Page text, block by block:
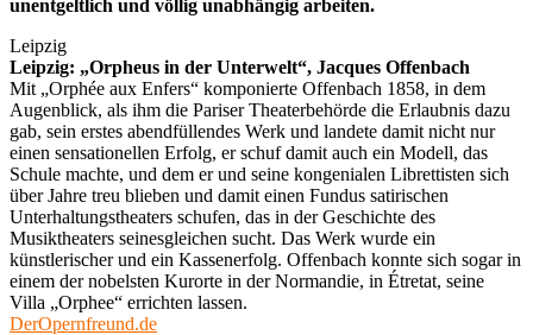
unentgeltlich und völlig unabhängig arbeiten.
Leipzig
Leipzig: „Orpheus in der Unterwelt“, Jacques Offenbach
Mit „Orphée aux Enfers“ komponierte Offenbach 1858, in dem
Augenblick, als ihm die Pariser Theaterbehörde die Erlaubnis dazu
gab, sein erstes abendfüllendes Werk und landete damit nicht nur
einen sensationellen Erfolg, er schuf damit auch ein Modell, das
Schule machte, und dem er und seine kongenialen Librettisten sich
über Jahre treu blieben und damit einen Fundus satirischen
Unterhaltungstheaters schufen, das in der Geschichte des
Musiktheaters seinesgleichen sucht. Das Werk wurde ein
künstlerischer und ein Kassenerfolg. Offenbach konnte sich sogar in
einem der nobelsten Kurorte in der Normandie, in Étretat, seine
Villa „Orphee“ errichten lassen.
DerOpernfreund.de